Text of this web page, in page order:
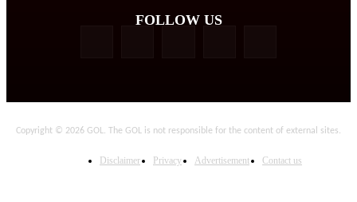
FOLLOW US
Copyright © 2026 GOL. The GOL is not responsible for the content of external sites.
Disclaimer Privacy Advertisement Contact us